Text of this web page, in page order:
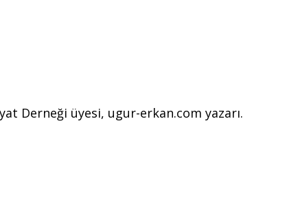
Derneği üyesi, ugur-erkan.com yazarı.